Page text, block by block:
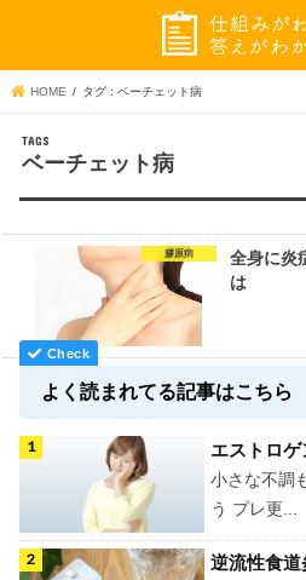
HOME タグ : ベーチェット病
ベーチェット病
膠原病
全身に炎
は
よく読まれてる記事はこちら
エストロ
小さな不調
う プレ更...
逆流性食道